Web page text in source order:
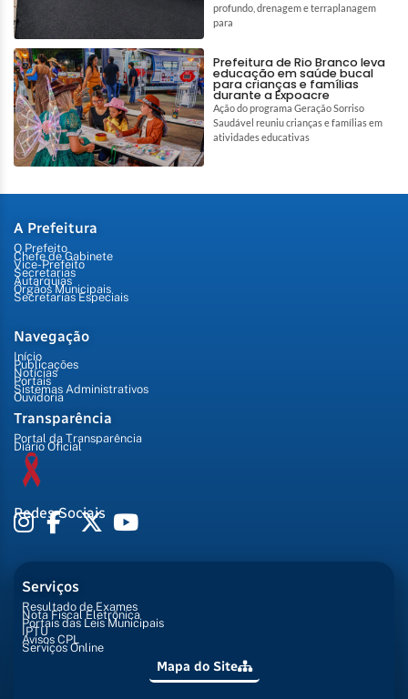
profundo, drenagem e terraplanagem
para
Prefeitura de Rio Branco leva
educação em saúde bucal
para crianças e famílias
durante a Expoacre
Ação do programa Geração Sorriso
Saudável reuniu crianças e famílias em
atividades educativas
A Prefeitura
O Prefeito
Chefe de Gabinete
Vice-Prefeito
Secretarias
Autarquias
Órgãos Municipais
Secretarias Especiais
Navegação
Início
Publicações
Notícias
Portais
Sistemas Administrativos
Ouvidoria
Transparência
Portal da Transparência
Diário Oficial
Redes Sociais
Serviços
Resultado de Exames
Nota Fiscal Eletrônica
Portais das Leis Municipais
IPTU
Avisos CPL
Serviços Online
Mapa do Site